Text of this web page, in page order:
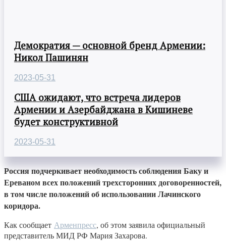
Демократия — основной бренд Армении:
Никол Пашинян
2023-05-31
США ожидают, что встреча лидеров
Армении и Азербайджана в Кишиневе
будет конструктивной
2023-05-31
Россия подчеркивает необходимость соблюдения Баку и
Ереваном всех положений трехсторонних договоренностей,
в том числе положений об использовании Лачинского
коридора.
Как сообщает Арменпресс, об этом заявила официальный
представитель МИД РФ Мария Захарова.